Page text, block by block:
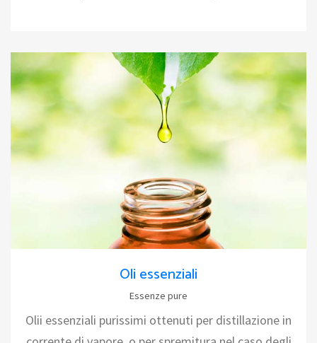
Oli essenziali
Essenze pure
Olii essenziali purissimi ottenuti per distillazione in